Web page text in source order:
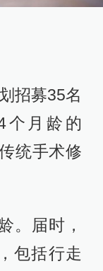
招募35名
个月龄的
统手术修
。届时，
包括行走